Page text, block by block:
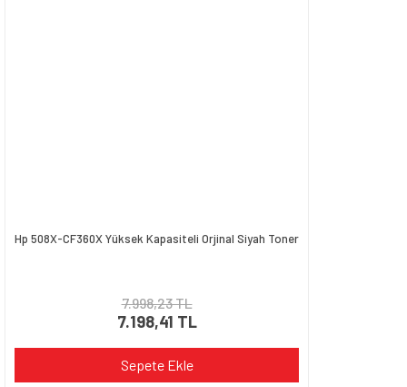
Hp 508X-CF360X Yüksek Kapasiteli Orjinal Siyah Toner
7.998,23 TL
7.198,41 TL
Sepete Ekle